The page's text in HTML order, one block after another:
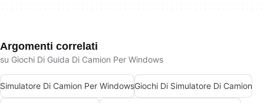
Argomenti correlati
su Giochi Di Guida Di Camion Per Windows
Simulatore Di Camion Per WindowsGiochi Di Simulatore Di Camion